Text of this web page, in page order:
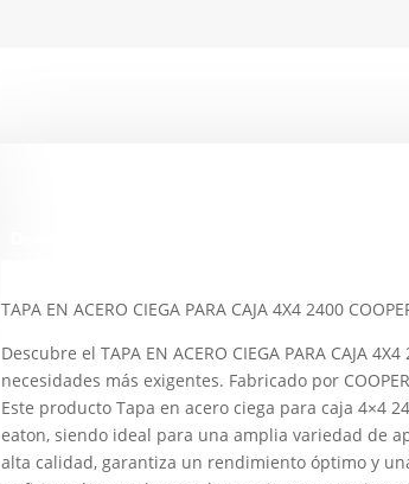
TAPA EN ACERO CIEGA PARA CAJA 4X4 2400
Descubre el TAPA EN ACERO CIEGA PARA CAJA
necesidades más exigentes. Fabricado por
Este producto Tapa en acero ciega para caja 4×4
eaton, siendo ideal para una amplia variedad de
alta calidad, garantiza un rendimiento óptimo y